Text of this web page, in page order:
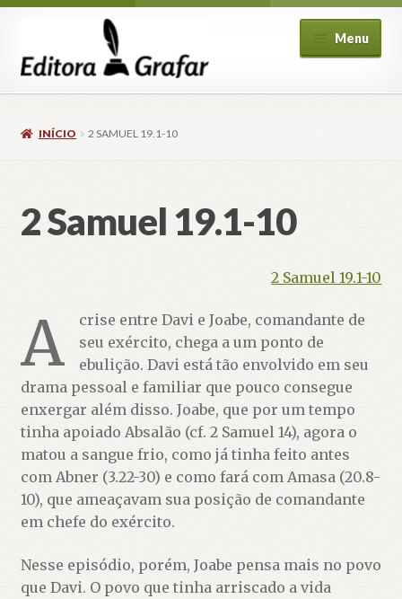
para
navegação
para
o
conteúdo
Menu
INÍCIO 2 SAMUEL 19.1-10
2 Samuel 19.1-10
2 Samuel 19.1-10
A
crise entre Davi e Joabe, comandante de
seu exército, chega a um ponto de
ebulição. Davi está tão envolvido em seu
drama pessoal e familiar que pouco consegue
enxergar além disso. Joabe, que por um tempo
tinha apoiado Absalão (cf. 2 Samuel 14), agora o
matou a sangue frio, como já tinha feito antes
com Abner (3.22-30) e como fará com Amasa (20.8-
10), que ameaçavam sua posição de comandante
em chefe do exército.
Nesse episódio, porém, Joabe pensa mais no povo
que Davi. O povo que tinha arriscado a vida